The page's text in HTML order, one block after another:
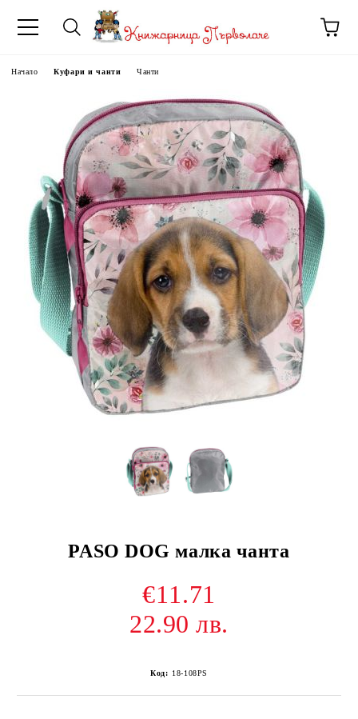
Начало Куфари и чанти Чанти
PASO DOG малка чанта
€11.71
22.90 лв.
Код: 18-108PS